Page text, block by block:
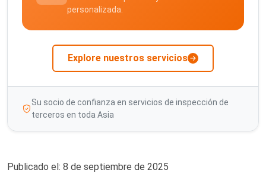
personalizada.
Explore nuestros servicios
Su socio de confianza en servicios de inspección de
terceros en toda Asia
Publicado el: 8 de septiembre de 2025